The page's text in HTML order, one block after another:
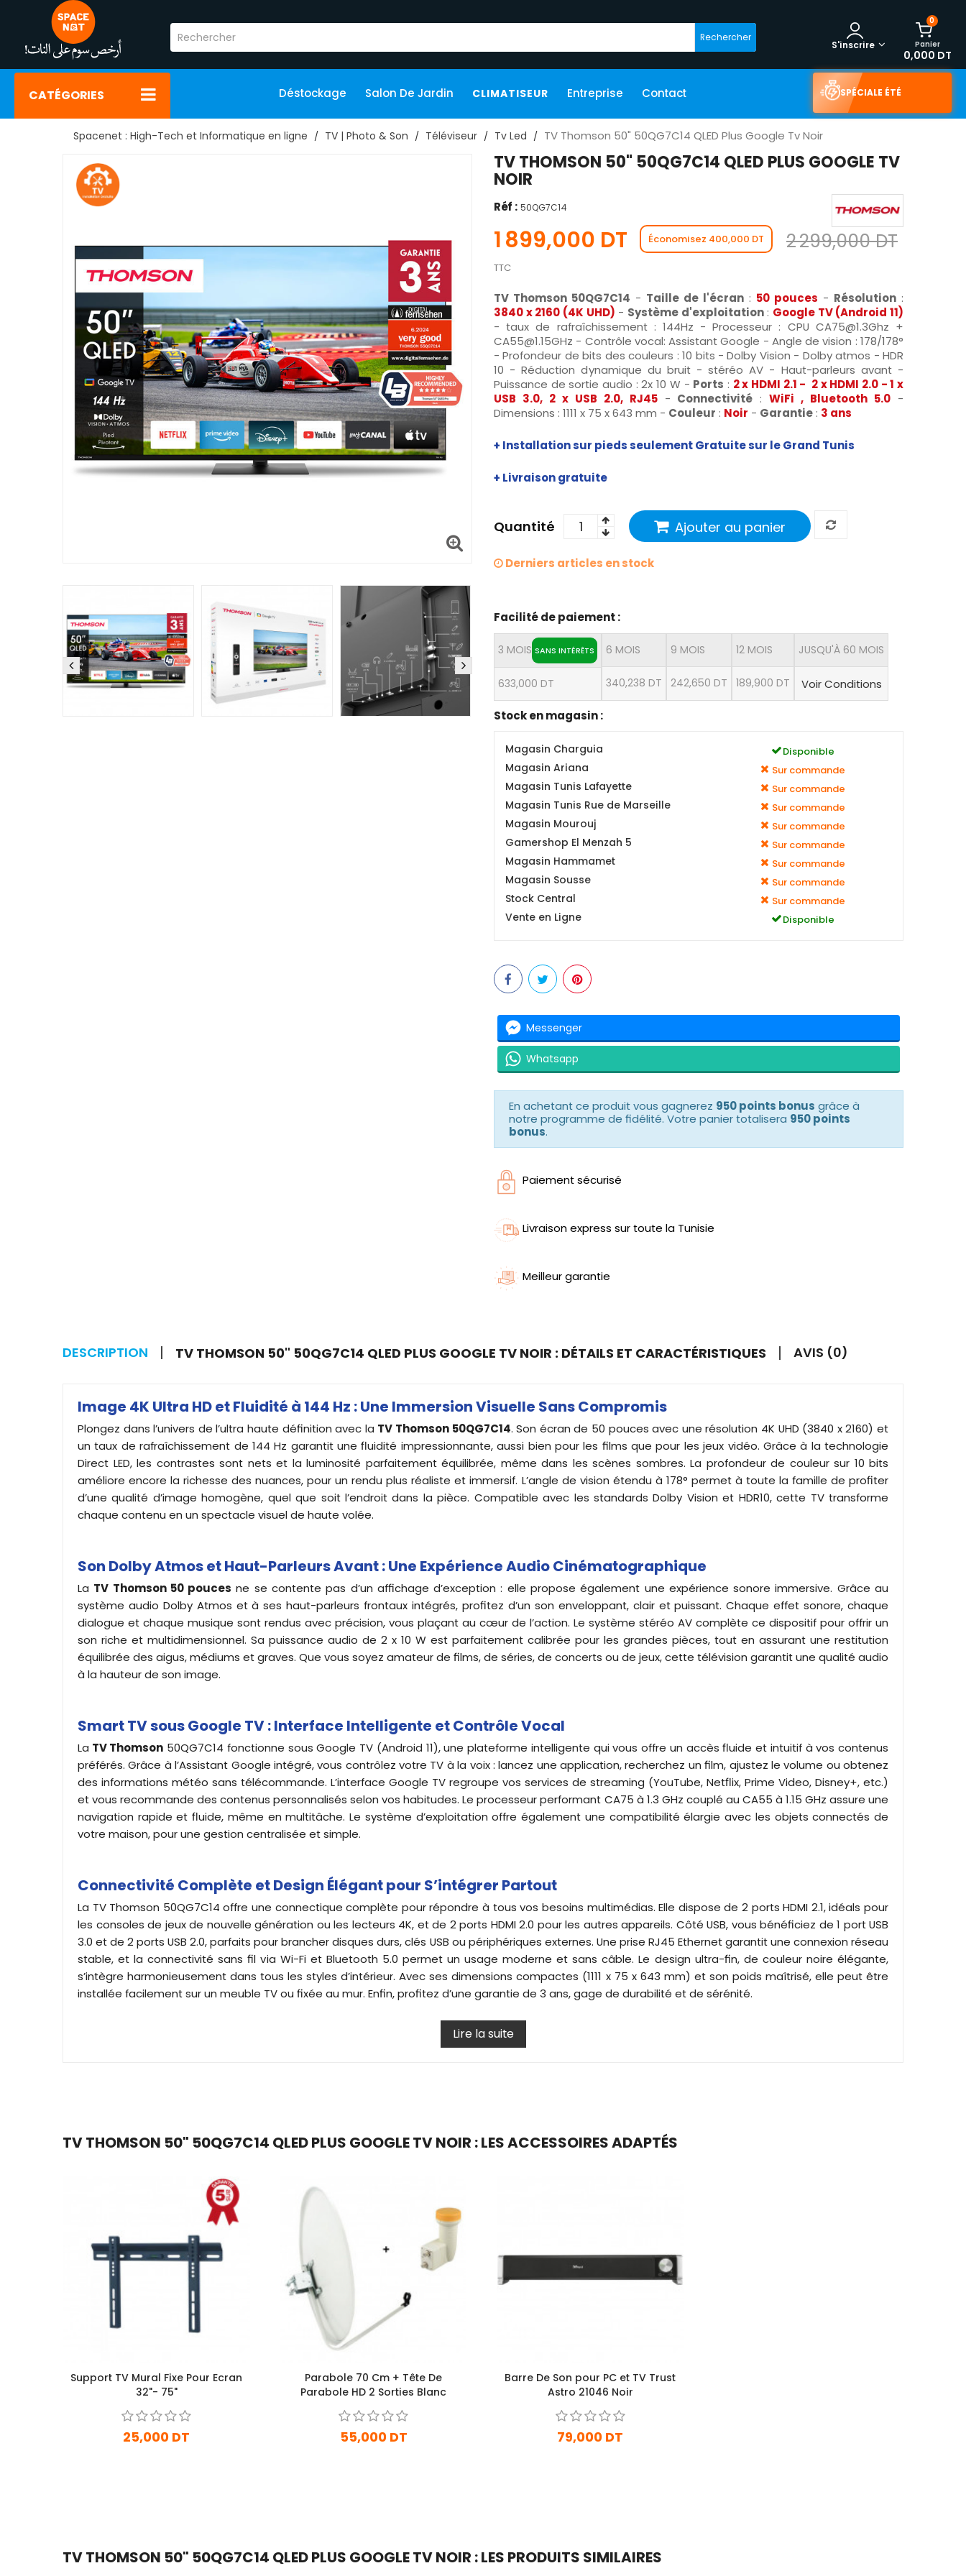
Rechercher
0
Panier
0,000 DT
S'inscrire
CATÉGORIES Déstockage Salon De Jardin CLIMATISEUR Entreprise Contact SPÉCIALE ÉTÉ
Spacenet : High-Tech et Informatique en ligne TV | Photo & Son Téléviseur Tv Led TV Thomson 50" 50QG7C14 QLED Plus Google Tv Noir
TV THOMSON 50" 50QG7C14 QLED PLUS GOOGLE TV
NOIR
Réf : 50QG7C14
1 899,000 DT Économisez 400,000 DT 2 299,000 DT
TTC
TV Thomson 50QG7C14 - Taille de l'écran : 50 pouces - Résolution :
3840 x 2160 (4K UHD) - Système d'exploitation: Google TV (Android 11)
- taux de rafraîchissement : 144Hz - Processeur : CPU CA75@1.3Ghz +
CA55@1.15GHz - Contrôle vocal: Assistant Google - Angle de vision : 178/178°
- Profondeur de bits des couleurs : 10 bits - Dolby Vision - Dolby atmos - HDR
10 - Réduction dynamique du bruit - stéréo AV - Haut-parleurs avant -
Puissance de sortie audio : 2x 10 W - Ports : 2 x HDMI 2.1 - 2 x HDMI 2.0 - 1 x
USB 3.0, 2 x USB 2.0, RJ45- Connectivité :WiFi , Bluetooth 5.0 -
Dimensions : 1111 x 75 x 643 mm - Couleur : Noir - Garantie : 3 ans
+ Installation sur pieds seulement Gratuite sur le Grand Tunis
+ Livraison gratuite
Quantité Ajouter au panier
Derniers articles en stock
Facilité de paiement :
3 MOIS SANS INTÉRÊTS
633,000 DT
6 MOIS
340,238 DT
9 MOIS
242,650 DT
12 MOIS
189,900 DT
JUSQU'À 60 MOIS
Voir Conditions
Stock en magasin :
Magasin Charguia Disponible
Magasin Ariana Sur commande
Magasin Tunis Lafayette Sur commande
Magasin Tunis Rue de Marseille Sur commande
Magasin Mourouj Sur commande
Gamershop El Menzah 5 Sur commande
Magasin Hammamet Sur commande
Magasin Sousse Sur commande
Stock Central Sur commande
Vente en Ligne Disponible
Messenger
Whatsapp
En achetant ce produit vous gagnerez 950 points bonus grâce à
notre programme de fidélité. Votre panier totalisera 950 points
bonus.
Paiement sécurisé
Livraison express sur toute la Tunisie
Meilleur garantie
DESCRIPTION TV THOMSON 50" 50QG7C14 QLED PLUS GOOGLE TV NOIR : DÉTAILS ET CARACTÉRISTIQUES AVIS (0)
Image 4K Ultra HD et Fluidité à 144 Hz : Une Immersion Visuelle Sans Compromis
Plongez dans l’univers de l’ultra haute définition avec la TV Thomson 50QG7C14. Son écran de 50 pouces avec une résolution 4K UHD (3840 x 2160) et
un taux de rafraîchissement de 144 Hz garantit une fluidité impressionnante, aussi bien pour les films que pour les jeux vidéo. Grâce à la technologie
Direct LED, les contrastes sont nets et la luminosité parfaitement équilibrée, même dans les scènes sombres. La profondeur de couleur sur 10 bits
améliore encore la richesse des nuances, pour un rendu plus réaliste et immersif. L’angle de vision étendu à 178° permet à toute la famille de profiter
d’une qualité d’image homogène, quel que soit l’endroit dans la pièce. Compatible avec les standards Dolby Vision et HDR10, cette TV transforme
chaque contenu en un spectacle visuel de haute volée.
Son Dolby Atmos et Haut-Parleurs Avant : Une Expérience Audio Cinématographique
La TV Thomson 50 pouces ne se contente pas d’un affichage d’exception : elle propose également une expérience sonore immersive. Grâce au
système audio Dolby Atmos et à ses haut-parleurs frontaux intégrés, profitez d’un son enveloppant, clair et puissant. Chaque effet sonore, chaque
dialogue et chaque musique sont rendus avec précision, vous plaçant au cœur de l’action. Le système stéréo AV complète ce dispositif pour offrir un
son riche et multidimensionnel. Sa puissance audio de 2 x 10 W est parfaitement calibrée pour les grandes pièces, tout en assurant une restitution
équilibrée des aigus, médiums et graves. Que vous soyez amateur de films, de séries, de concerts ou de jeux, cette télévision garantit une qualité audio
à la hauteur de son image.
Smart TV sous Google TV : Interface Intelligente et Contrôle Vocal
La TV Thomson 50QG7C14 fonctionne sous Google TV (Android 11), une plateforme intelligente qui vous offre un accès fluide et intuitif à vos contenus
préférés. Grâce à l’Assistant Google intégré, vous contrôlez votre TV à la voix : lancez une application, recherchez un film, ajustez le volume ou obtenez
des informations météo sans télécommande. L’interface Google TV regroupe vos services de streaming (YouTube, Netflix, Prime Video, Disney+, etc.)
et vous recommande des contenus personnalisés selon vos habitudes. Le processeur performant CA75 à 1.3 GHz couplé au CA55 à 1.15 GHz assure une
navigation rapide et fluide, même en multitâche. Le système d’exploitation offre également une compatibilité élargie avec les objets connectés de
votre maison, pour une gestion centralisée et simple.
Connectivité Complète et Design Élégant pour S’intégrer Partout
La TV Thomson 50QG7C14 offre une connectique complète pour répondre à tous vos besoins multimédias. Elle dispose de 2 ports HDMI 2.1, idéals pour
les consoles de jeux de nouvelle génération ou les lecteurs 4K, et de 2 ports HDMI 2.0 pour les autres appareils. Côté USB, vous bénéficiez de 1 port USB
3.0 et de 2 ports USB 2.0, parfaits pour brancher disques durs, clés USB ou périphériques externes. Une prise RJ45 Ethernet garantit une connexion réseau
stable, et la connectivité sans fil via Wi-Fi et Bluetooth 5.0 permet un usage moderne et sans câble. Le design ultra-fin, de couleur noire élégante,
s’intègre harmonieusement dans tous les styles d’intérieur. Avec ses dimensions compactes (1111 x 75 x 643 mm) et son poids maîtrisé, elle peut être
installée facilement sur un meuble TV ou fixée au mur. Enfin, profitez d’une garantie de 3 ans, gage de durabilité et de sérénité.
Lire la suite
TV THOMSON 50" 50QG7C14 QLED PLUS GOOGLE TV NOIR : LES ACCESSOIRES ADAPTÉS
Support TV Mural Fixe Pour Ecran
32"- 75"
25,000 DT
Parabole 70 Cm + Tête De
Parabole HD 2 Sorties Blanc
55,000 DT
Barre De Son pour PC et TV Trust
Astro 21046 Noir
79,000 DT
TV THOMSON 50" 50QG7C14 QLED PLUS GOOGLE TV NOIR : LES PRODUITS SIMILAIRES